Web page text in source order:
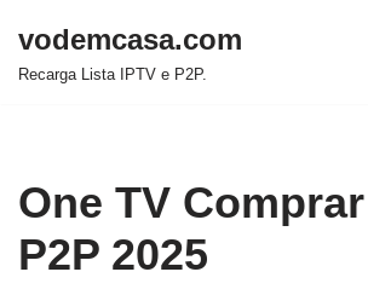
Pular
vodemcasa.com
Recarga Lista IPTV e P2P.
One TV
P2P 2025